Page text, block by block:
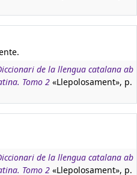
de la llengua catalana ab
Tomo 2 «Llepolosament», p.
de la llengua catalana ab
Tomo 2 «Llepolosament», p.